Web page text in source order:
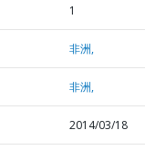
1
非洲,
非洲,
2014/03/18